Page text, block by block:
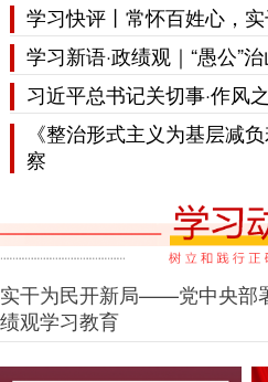
学习快评丨常怀百姓心，
学习新语·政绩观｜“愚公”
习近平总书记关切事·作风
《整治形式主义为基层减
察
实干为民开新局——党中央部
绩观学习教育